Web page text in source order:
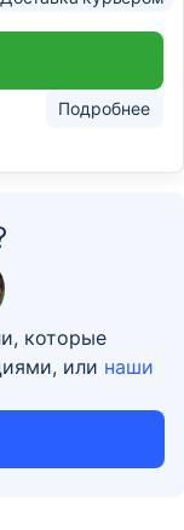
Подробнее
которые
или наши